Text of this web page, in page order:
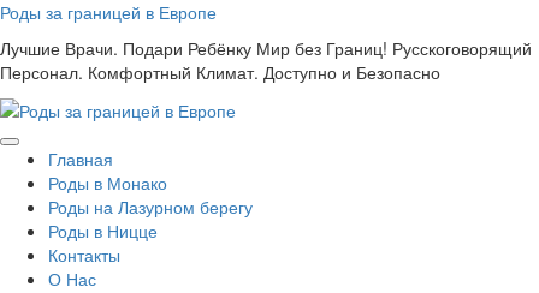
Skip
content
Роды за границей в Европе
Лучшие Врачи. Подари Ребёнку Мир без Границ! Русскоговорящий
Персонал. Комфортный Климат. Доступно и Безопасно
Главная
Роды в Монако
Роды на Лазурном берегу
Роды в Ницце
Контакты
О Нас